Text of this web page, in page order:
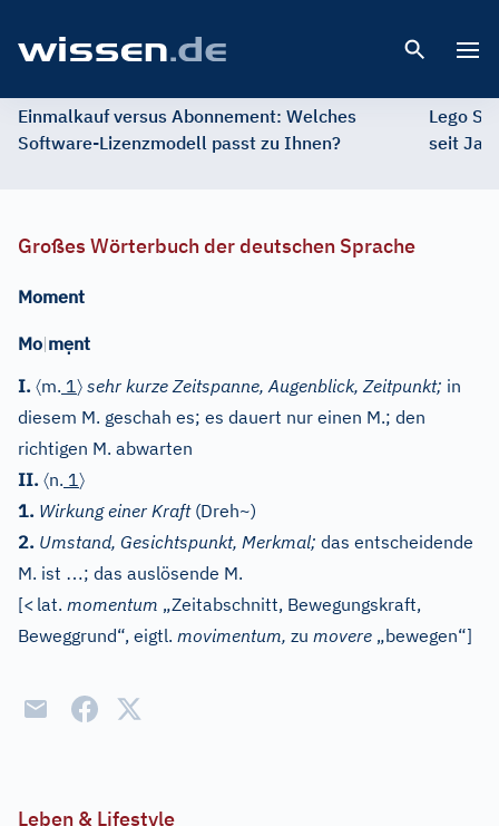
Einmalkauf versus Abonnement: Welches
Software-Lizenzmodell passt zu Ihnen?
Lego
seit
Großes Wörterbuch der deutschen Sprache
Moment
Mo|mẹnt
I. 〈m. 1〉 sehr kurze Zeitspanne, Augenblick, Zeitpunkt; in
diesem M. geschah es; es dauert nur einen M.; den
richtigen M. abwarten
II. 〈n. 1〉
1. Wirkung einer Kraft (Dreh~)
2. Umstand, Gesichtspunkt, Merkmal; das entscheidende
M. ist …; das auslösende M.
[< lat. momentum „Zeitabschnitt, Bewegungskraft,
Beweggrund“, eigtl. movimentum, zu movere „bewegen“]
Leben & Lifestyle